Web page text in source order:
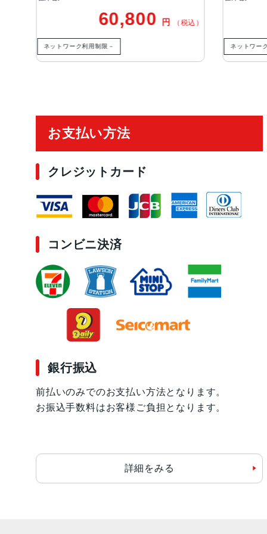
60,800 円 （税込）
ネットワーク利用制限－ ネットワー
お支払い方法
クレジットカード
コンビニ決済
銀行振込
前払いのみでのお支払い方法となります。
お振込手数料はお客様ご負担となります。
詳細をみる